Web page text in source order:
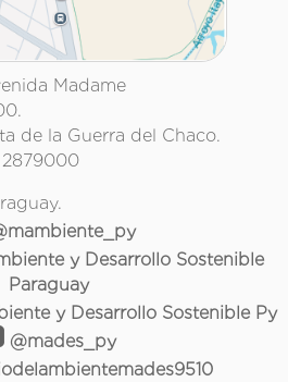
Madame
de la Guerra del Chaco.
2879000
y Desarrollo Sostenible
Paraguay
y Desarrollo Sostenible Py
@mades_py